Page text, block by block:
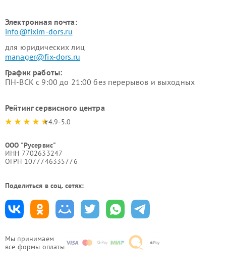
Мы принимаем
все формы оплаты
Электронная почта:
info@fixim-dors.ru
для юридических лиц
manager@fix-dors.ru
График работы:
ПН-ВСК с 9:00 до 21:00 без перерывов и выходных
Рейтинг сервисного центра
4.9-5.0
ООО "Русервис"
ИНН 7702633247
ОГРН 1077746335776
Поделиться в соц. сетях: